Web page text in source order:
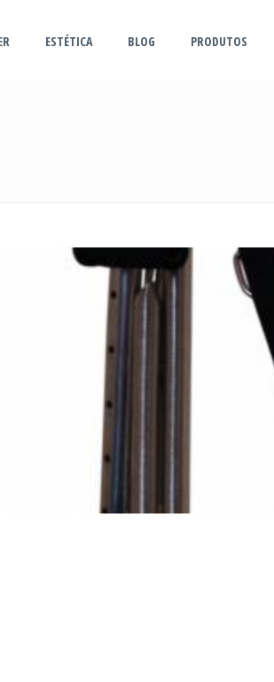
ESTÉTICA BLOG PRODUTOS